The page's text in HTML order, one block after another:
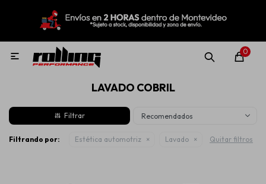
0

LAVADO COBRIL
Recomendados
Filtrando por: Estética automotriz Lavado Quitar filtros
MI CUENTA
Nuevo! Rolling Repuestos
Llantas